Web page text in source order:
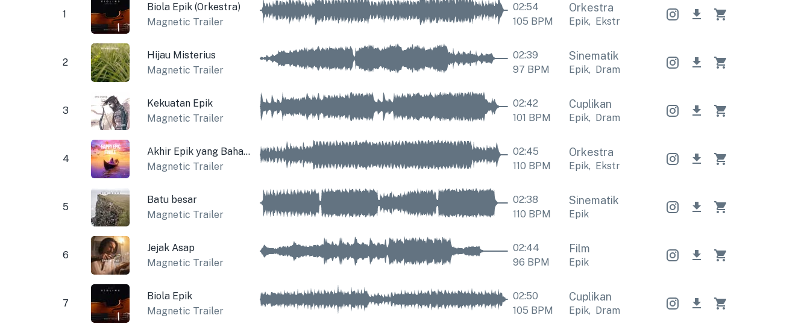
1
Biola Epik (Orkestra)
Magnetic Trailer
02:54
105 BPM
Orkestra
Epik, Ekstrim Ekstrim Epik
2
Hijau Misterius
Magnetic Trailer
02:39
97 BPM
Sinematik Sinematik Sinematik
Epik, Dramatis Dramatis Epik
3
Kekuatan Epik
Magnetic Trailer
02:42
101 BPM
Cuplikan
Epik, Dramatis Dramatis Epik
4
Akhir Epik yang Bahagia
Magnetic Trailer
02:45
110 BPM
Orkestra
Epik, Ekstrim Ekstrim Epik
5
Batu besar
Magnetic Trailer
02:38
110 BPM
Sinematik Sinematik Sinematik
Epik
6
Jejak Asap
Magnetic Trailer
02:44
96 BPM
Film
Epik
7
Biola Epik
Magnetic Trailer
02:50
105 BPM
Cuplikan
Epik, Dramatis Dramatis Epik